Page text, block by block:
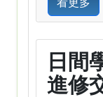
日間
進修